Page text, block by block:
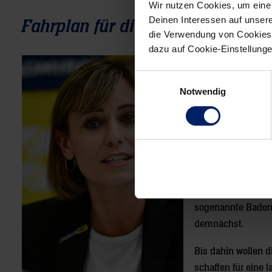
Wir nutzen Cookies, um
Deinen Interessen auf
die Verwendung von
dazu auf Cookie-
Notwendig
Fahrplan für die nächsten
in Mannheim am
Löwen vier Tage
Trainingseinheit
unter anderem
Aufenthalt
sogenannte
demnächst.
Bis dahin wollen
schaffen für eine